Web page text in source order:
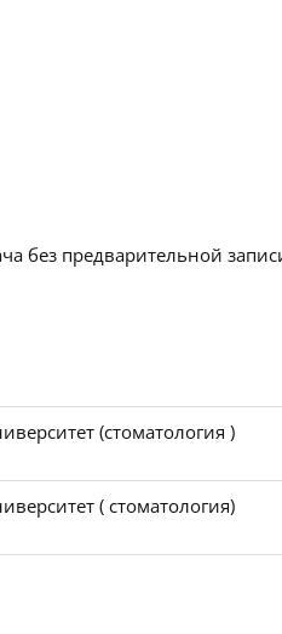
без предварительной
(стоматология )
( стоматология)